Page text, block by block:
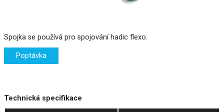
Spojka se používá pro spojování hadic flexo.
Poptávka
Technická specifikace